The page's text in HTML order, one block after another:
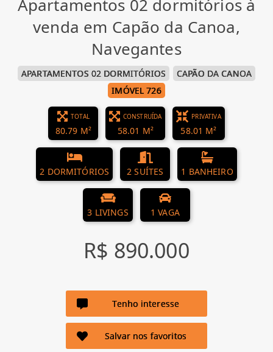
Apartamentos 02 dormitórios à
venda em Capão da Canoa,
Navegantes
APARTAMENTOS 02 DORMITÓRIOS
CAPÃO DA CANOA
IMÓVEL 726
TOTAL
80.79 M²
CONSTRUÍDA
58.01 M²
PRIVATIVA
58.01 M²
2 DORMITÓRIOS 2 SUÍTES 1 BANHEIRO
3 LIVINGS 1 VAGA
R$ 890.000
Tenho interesse
Salvar nos favoritos